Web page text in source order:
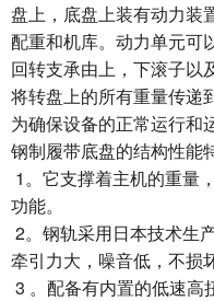
盘上，底盘上装有动力装
配重和机库。动力单元可
回转支承由上，下滚子以
将转盘上的所有重量传递
为确保设备的正常运行和
钢制履带底盘的结构性能
1。它支撑着主机的重量
功能。
2。钢轨采用日本技术生
牵引力大，噪音低，不损
3 。配备有内置的低速高